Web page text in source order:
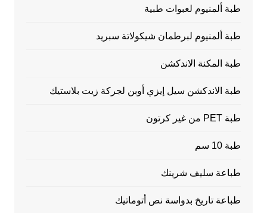
طبة ألمنيوم لعبوات طبية
طبة ألمنيوم لبرطمان شيكولاتة سبريد
طبة المكنة الاندكشن
طبة الاندكشن سيل إيزي أوبن لجركة زيت بلاستيك
طبة PET من غير كرتون
طبة 10 سم
طباعة سليف شرينك
طباعة تاريخ بدواسة نص أتوماتيك